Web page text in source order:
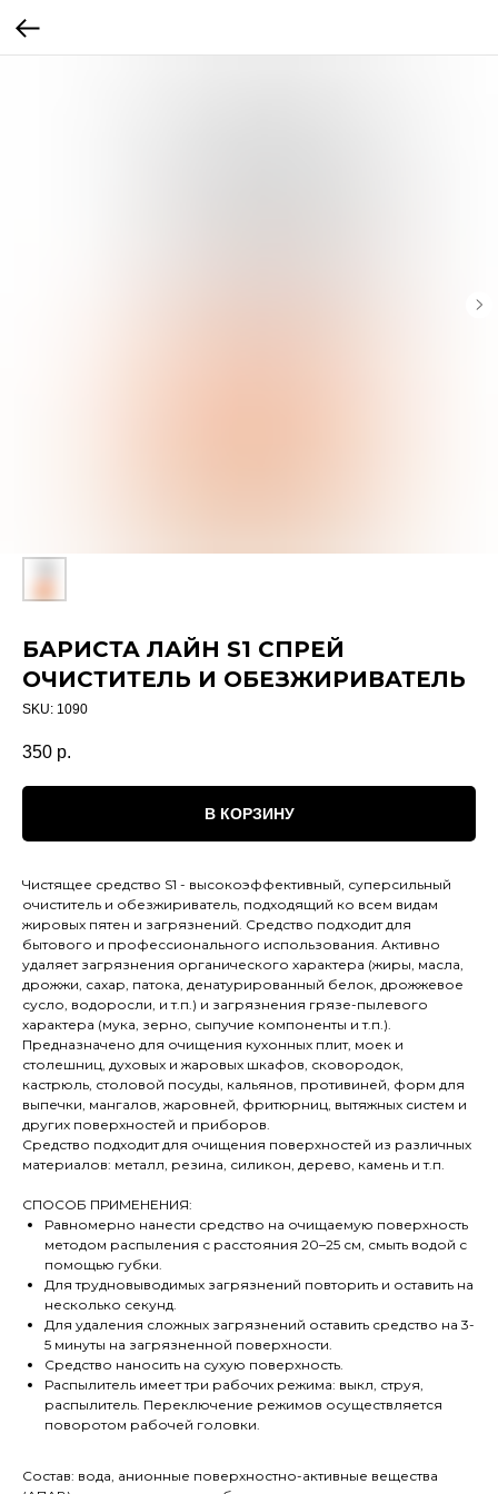
БАРИСТА ЛАЙН S1 СПРЕЙ
ОЧИСТИТЕЛЬ И ОБЕЗЖИРИВАТЕЛЬ
SKU: 1090
350 р.
В КОРЗИНУ
Чистящее средство S1 - высокоэффективный, суперсильный
очиститель и обезжириватель, подходящий ко всем видам
жировых пятен и загрязнений. Средство подходит для
бытового и профессионального использования. Активно
удаляет загрязнения органического характера (жиры, масла,
дрожжи, сахар, патока, денатурированный белок, дрожжевое
сусло, водоросли, и т.п.) и загрязнения грязе-пылевого
характера (мука, зерно, сыпучие компоненты и т.п.).
Предназначено для очищения кухонных плит, моек и
столешниц, духовых и жаровых шкафов, сковородок,
кастрюль, столовой посуды, кальянов, противиней, форм для
выпечки, мангалов, жаровней, фритюрниц, вытяжных систем и
других поверхностей и приборов.
Средство подходит для очищения поверхностей из различных
материалов: металл, резина, силикон, дерево, камень и т.п.
СПОСОБ ПРИМЕНЕНИЯ:
Равномерно нанести средство на очищаемую поверхность
методом распыления с расстояния 20–25 см, смыть водой с
помощью губки.
Для трудновыводимых загрязнений повторить и оставить на
несколько секунд.
Для удаления сложных загрязнений оставить средство на 3-
5 минуты на загрязненной поверхности.
Средство наносить на сухую поверхность.
Распылитель имеет три рабочих режима: выкл, струя,
распылитель. Переключение режимов осуществляется
поворотом рабочей головки.
Состав: вода, анионные поверхностно-активные вещества